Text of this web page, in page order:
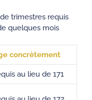
trimestres requis
quelques mois
concrètement
au lieu de 171